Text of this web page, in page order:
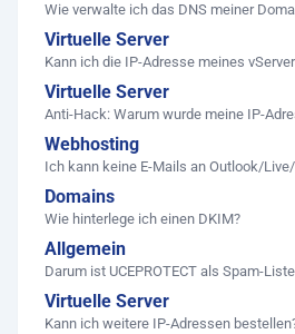
Wie verwalte ich das DNS meiner
Virtuelle Server
Kann ich die IP-Adresse meines
Virtuelle Server
Anti-Hack: Warum wurde meine IP-
Webhosting
Ich kann keine E-Mails an Outlook/
Domains
Wie hinterlege ich einen DKIM?
Allgemein
Darum ist UCEPROTECT als Spam-
Virtuelle Server
Kann ich weitere IP-Adressen